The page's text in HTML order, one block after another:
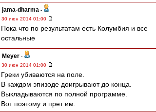
jama-dharma -
30 июн 2014 01:00
Пока что по результатам есть Колумбия и все
остальные
Meyer -
30 июн 2014 01:00
Греки убиваются на поле.
В каждом эпизоде доигрывают до конца.
Выкладываются по полной программе.
Вот поэтому и прет им.